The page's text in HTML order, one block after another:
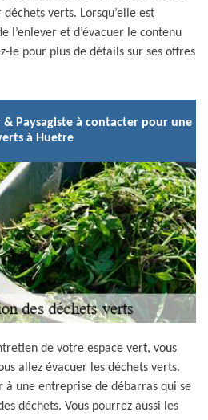
verts. Lorsqu’elle est
l’enlever et d’évacuer le contenu
le pour plus de détails sur ses offres
& Paysagiste à contacter pour une
à Huetre
de votre espace vert, vous
allez évacuer les déchets verts.
à une entreprise de débarras qui se
déchets. Vous pourrez aussi les